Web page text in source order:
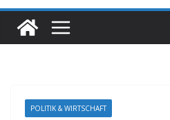
POLITIK & WIRTSCHAFT